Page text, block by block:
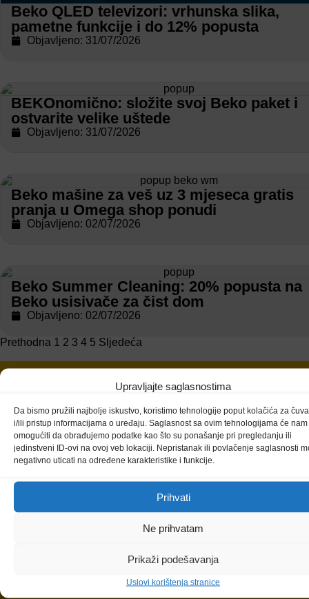
Upravljajte saglasnostima
Da bismo pružili najbolje iskustvo, koristimo tehnologije poput kolačića za
i/ili pristup informacijama o uređaju. Saglasnost sa ovim tehnologijama će nam
omogućiti da obrađujemo podatke kao što su ponašanje pri pregledanju ili
jedinstveni ID-ovi na ovoj veb lokaciji. Nepristanak ili povlačenje saglasnosti
negativno uticati na određene karakteristike i funkcije.
Prihvati
Ne prihvatam
Prikaži podešavanja
Uslovi korištenja stranice
Beko QLED televizori: vrhunska slika,
pametne funkcije i do 12% popusta
Objavljeno: 31/07/2026
BEKOnomično: složite svoj Beko paket i
ostvarite velike uštede
Objavljeno: 31/07/2026
Beko mašine za veš uz 3 mjeseca gratis
pranja u Omega shop ponudi
Objavljeno: 02/07/2026
Beko Summer Cleaning: 20% popusta na
Beko usisivače za čist dom
Objavljeno: 02/07/2026
Prethodna 1 2 3 4 5 Sljedeća
Prijavite se na naš newsletter i ostanite u toku sa
promocijama i najnovijim proizvodima
Ne dozvolite da propustite sjajne popuste i pogodnosti jer
specijalne ponude očekuju samo prijavljene kupce.
PrihvatamPolitiku privatnostiradi unapređenja
korisničkog iskustva. Da saznate više o načinu obrade
Pošalji